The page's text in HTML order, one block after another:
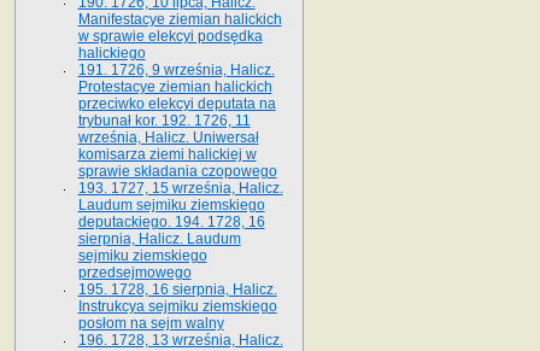
Manifestacye ziemian halickich
w sprawie elekcyi podsędka
halickiego
191. 1726, 9 września, Halicz.
Protestacye ziemian halickich
przeciwko elekcyi deputata na
trybunał kor. 192. 1726, 11
września, Halicz. Uniwersał
komisarza ziemi halickiej w
sprawie składania czopowego
193. 1727, 15 września, Halicz.
Laudum sejmiku ziemskiego
deputackiego. 194. 1728, 16
sierpnia, Halicz. Laudum
sejmiku ziemskiego
przedsejmowego
195. 1728, 16 sierpnia, Halicz.
Instrukcya sejmiku ziemskiego
posłom na sejm walny
196. 1728, 13 września, Halicz.